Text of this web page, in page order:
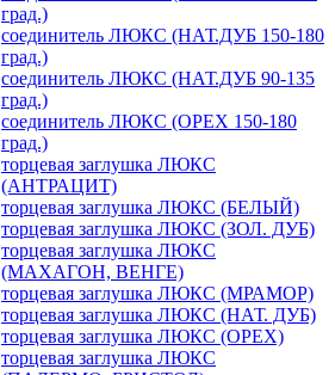
град.)
соединитель ЛЮКС (НАТ.ДУБ 150-180
град.)
соединитель ЛЮКС (НАТ.ДУБ 90-135
град.)
соединитель ЛЮКС (ОРЕХ 150-180
град.)
торцевая заглушка ЛЮКС
(АНТРАЦИТ)
торцевая заглушка ЛЮКС (БЕЛЫЙ)
торцевая заглушка ЛЮКС (ЗОЛ. ДУБ)
торцевая заглушка ЛЮКС
(МАХАГОН, ВЕНГЕ)
торцевая заглушка ЛЮКС (МРАМОР)
торцевая заглушка ЛЮКС (НАТ. ДУБ)
торцевая заглушка ЛЮКС (ОРЕХ)
торцевая заглушка ЛЮКС